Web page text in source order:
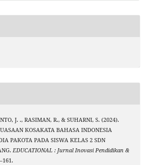
J. ., RASIMAN, R., & SUHARNI, S. (2024).
KOSAKATA BAHASA INDONESIA
PAKOTA PADA SISWA KELAS 2 SDN
EDUCATIONAL : Jurnal Inovasi Pendidikan &